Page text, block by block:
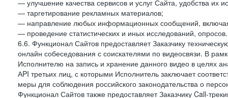
— улучшение качества сервисов и услуг Сайта, удобства их
— таргетирование рекламных материалов;
— направление любых информационных сообщений,
— проведение статистических и иных исследований, опросов.
6.6. Функционал Сайтов предоставляет Заказчику
онлайн собеседования с соискателями по видеосвязи. В
Исполнителю на запись и хранение данного видео в целях
АPI третьих лиц, с которыми Исполнитель заключает
меры для соблюдения российского законодательства о
Функционал Сайтов также предоставляет Заказчику Call-